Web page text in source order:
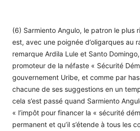
(6) Sarmiento Angulo, le patron le plus
est, avec une poignée d’oligarques au
remarque Ardila Lule et Santo
promoteur de la néfaste « Sécurité
gouvernement Uribe, et comme par
chacune de ses suggestions en un
cela s’est passé quand Sarmiento
« l’impôt pour financer la « sécurité
permanent et qu’il s’étende à tous les